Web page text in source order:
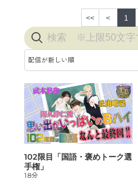
<< < 1
配信が新しい順
放送が古い順
放送が新しい順
配信が古い順
あいうえお順(昇順)
102限目「国語・褒めトーク選
手権」
18分